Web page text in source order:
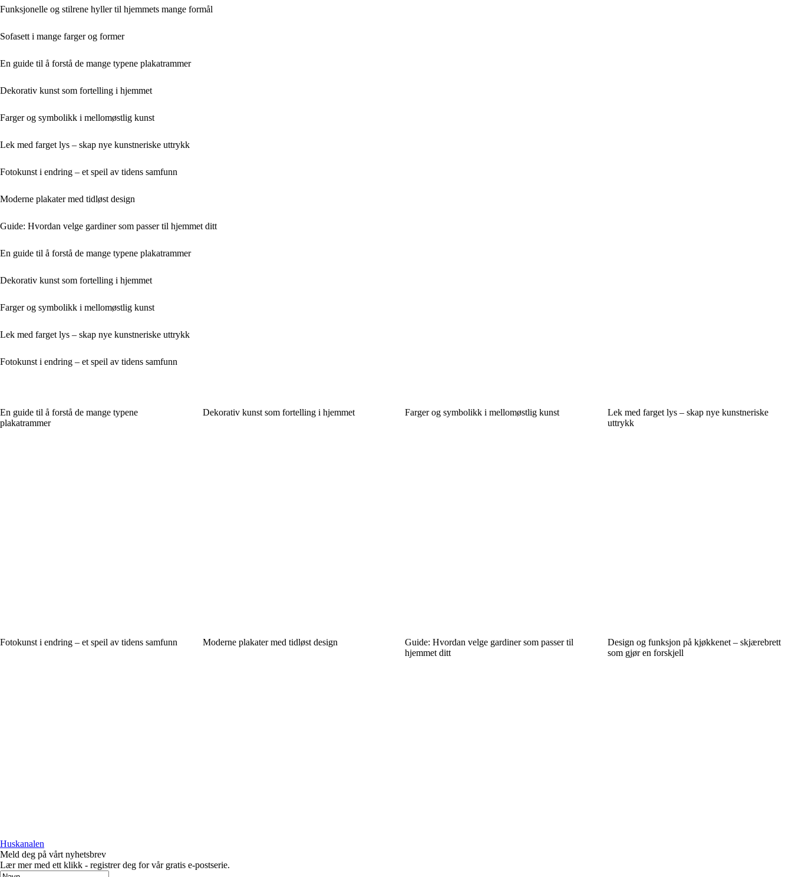
Funksjonelle og stilrene hyller til hjemmets mange formål
Sofasett i mange farger og former
En guide til å forstå de mange typene plakatrammer
Dekorativ kunst som fortelling i hjemmet
Farger og symbolikk i mellomøstlig kunst
Lek med farget lys – skap nye kunstneriske uttrykk
Fotokunst i endring – et speil av tidens samfunn
Moderne plakater med tidløst design
Guide: Hvordan velge gardiner som passer til hjemmet ditt
En guide til å forstå de mange typene plakatrammer
Dekorativ kunst som fortelling i hjemmet
Farger og symbolikk i mellomøstlig kunst
Lek med farget lys – skap nye kunstneriske uttrykk
Fotokunst i endring – et speil av tidens samfunn
En guide til å forstå de mange typene
plakatrammer
Dekorativ kunst som fortelling i hjemmet Farger og symbolikk i mellomøstlig kunst
Lek med farget lys – skap nye kunstneriske
uttrykk
Fotokunst i endring – et speil av tidens samfunn Moderne plakater med tidløst design
Guide: Hvordan velge gardiner som passer til
hjemmet ditt
Design og funksjon på kjøkkenet – skjærebrett
som gjør en forskjell
Huskanalen
Meld deg på vårt nyhetsbrev
Lær mer med ett klikk - registrer deg for vår gratis e-postserie.